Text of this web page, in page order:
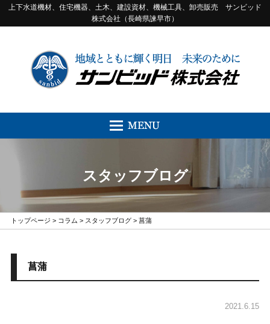
上下水道機材、住宅機器、土木、建設資材、機械工具、卸売販売 サンビッド
株式会社（長崎県諫早市）
スタッフブログ
トップページ > コラム > スタッフブログ> 菖蒲
菖蒲
2021.6.15